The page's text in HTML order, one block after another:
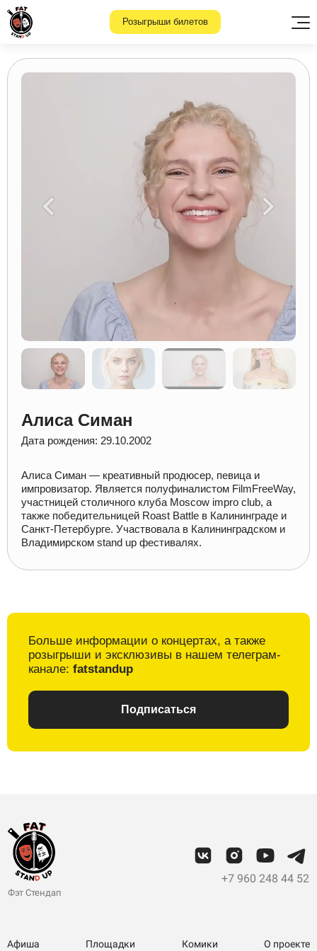
Розыгрыши билетов
Алиса Симан
Дата рождения: 29.10.2002
Алиса Симан — креативный продюсер, певица и
импровизатор. Является полуфиналистом FilmFreeWay,
участницей столичного клуба Moscow impro club, а
также победительницей Roast Battle в Калининграде и
Санкт-Петербурге. Участвовала в Калининградском и
Владимирском stand up фестивалях.
Больше информации о концертах, а также
розыгрыши и эксклюзивы в нашем телеграм-
канале: fatstandup
Подписаться
Фэт Стендап
+7 960 248 44 52
Афиша Площадки Комики О проекте